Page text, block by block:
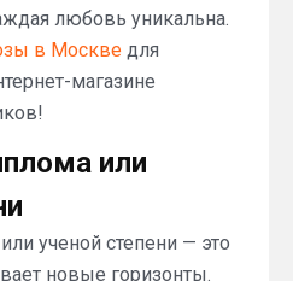
любовь уникальна.
в Москве для
магазине
или
ученой степени — это
новые горизонты.